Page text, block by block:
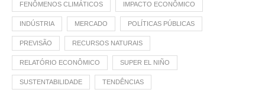
FENÔMENOS CLIMÁTICOS IMPACTO ECONÔMICO
INDÚSTRIA MERCADO POLÍTICAS PÚBLICAS
PREVISÃO RECURSOS NATURAIS
RELATÓRIO ECONÔMICO SUPER EL NIÑO
SUSTENTABILIDADE TENDÊNCIAS